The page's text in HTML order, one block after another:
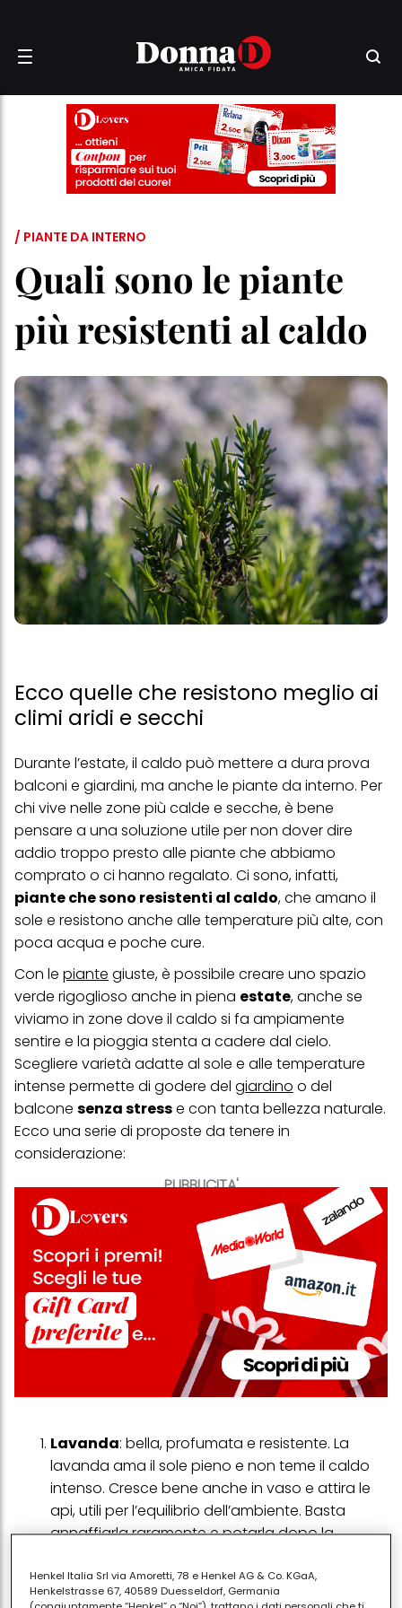
/ PIANTE DA INTERNO
Quali sono le piante
più resistenti al caldo
Ecco quelle che resistono meglio ai
climi aridi e secchi
PUBBLICITA'
Durante l’estate, il caldo può mettere a dura prova
balconi e giardini, ma anche le piante da interno. Per
chi vive nelle zone più calde e secche, è bene
pensare a una soluzione utile per non dover dire
addio troppo presto alle piante che abbiamo
comprato o ci hanno regalato. Ci sono, infatti,
piante che sono resistenti al caldo, che amano il
sole e resistono anche alle temperature più alte, con
poca acqua e poche cure.
Con le piante giuste, è possibile creare uno spazio
verde rigoglioso anche in piena estate, anche se
viviamo in zone dove il caldo si fa ampiamente
sentire e la pioggia stenta a cadere dal cielo.
Scegliere varietà adatte al sole e alle temperature
intense permette di godere del giardino o del
balcone senza stresse con tanta bellezza naturale.
Ecco una serie di proposte da tenere in
considerazione:
Lavanda: bella, profumata e resistente. La
lavanda ama il sole pieno e non teme il caldo
intenso. Cresce bene anche in vaso e attira le
api, utili per l’equilibrio dell’ambiente. Basta
annaffiarla raramente e potarla dopo la
Gerani: sono tra i fiori da balcone più amati in
estate. Colorati, durano a lungo e tollerano
Henkel Italia Srl via Amoretti, 78 e Henkel AG & Co. KGaA,
Henkelstrasse 67, 40589 Duesseldorf, Germania